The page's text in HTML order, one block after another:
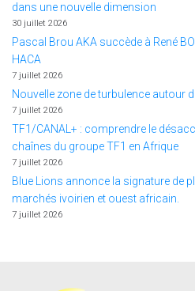
dans une nouvelle dimension
30 juillet 2026
Pascal Brou AKA succède à René
HACA
7 juillet 2026
Nouvelle zone de turbulence autour
7 juillet 2026
TF1/CANAL+ : comprendre le
chaînes du groupe TF1 en Afrique
7 juillet 2026
Blue Lions annonce la signature de
marchés ivoirien et ouest africain.
7 juillet 2026